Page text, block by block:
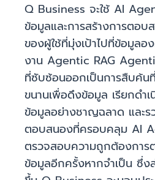
Q Business จะใช้ AI
ข้อมูลและการสร้างการตอ
ของผู้ใช้ที่มุ่งเป้าไปที่ข้อมูลอ
งาน Agentic RAG
ที่ซับซ้อนออกเป็นการสืบค้น
ขนานเพื่อดึงข้อมูล เรียกดำ
ข้อมูลอย่างชาญฉลาด และร
ตอบสนองที่ครอบคลุม AI
ตรวจสอบความถูกต้องกา
ข้อมูลอีกครั้งหากจำเป็น ซึ่ง